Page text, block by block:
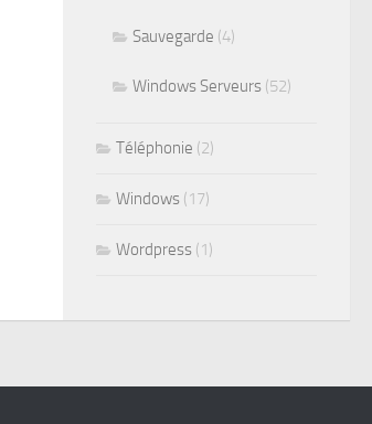
Sauvegarde (4)
Windows Serveurs (52)
Téléphonie (2)
Windows (17)
Wordpress (1)